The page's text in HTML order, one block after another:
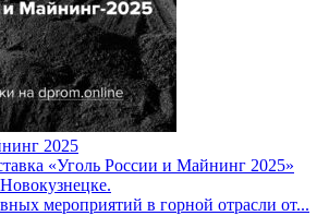
2025
«Уголь России и Майнинг 2025»
мероприятий в горной отрасли от...